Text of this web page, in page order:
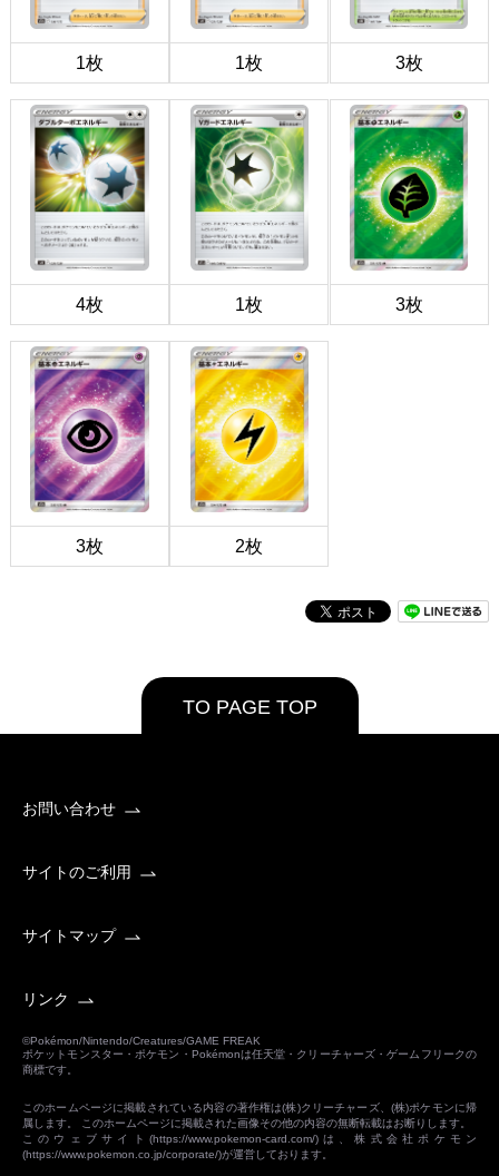
1枚 1枚 3枚
4枚 1枚 3枚
3枚 2枚
TO PAGE TOP
お問い合わせ
サイトのご利用
サイトマップ
リンク
©Pokémon/Nintendo/Creatures/GAME FREAK
ポケットモンスター・ポケモン・Pokémonは任天堂・クリーチャーズ・ゲームフリークの
商標です。
このホームページに掲載されている内容の著作権は(株)クリーチャーズ、(株)ポケモンに帰
属します。 このホームページに掲載された画像その他の内容の無断転載はお断りします。
このウェブサイト(https://www.pokemon-card.com/)は、株式会社ポケモン
(https://www.pokemon.co.jp/corporate/)が運営しております。